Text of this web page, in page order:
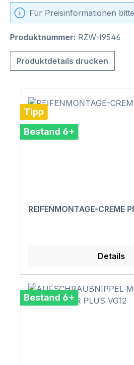
Für Preisinformationen
Produktnummer: RZW-I9546
Produktdetails drucken
Tipp
Bestand 6+
REIFENMONTAGE-CREME
Details
Bestand 6+